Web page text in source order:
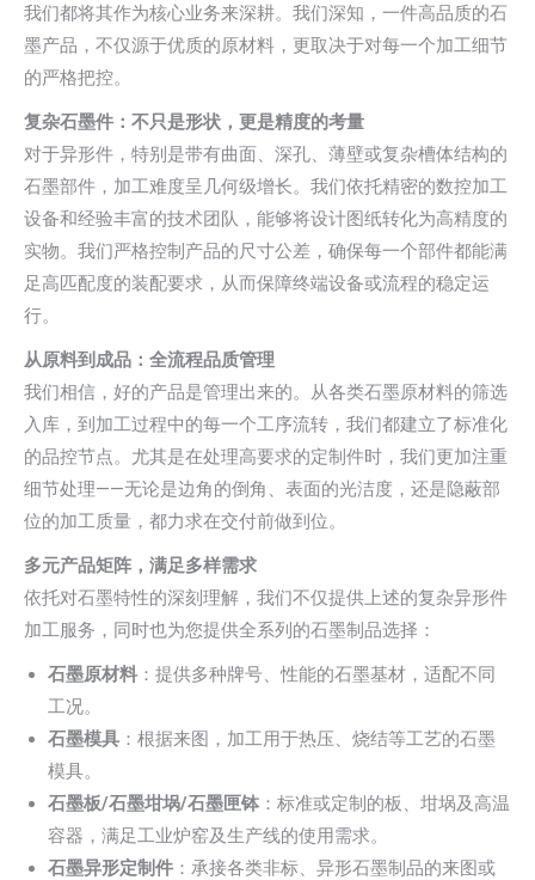
我们都将其作为核心业务来深耕。我们深知，一件高品质的石
墨产品，不仅源于优质的原材料，更取决于对每一个加工细节
的严格把控。
复杂石墨件：不只是形状，更是精度的考量
对于异形件，特别是带有曲面、深孔、薄壁或复杂槽体结构的
石墨部件，加工难度呈几何级增长。我们依托精密的数控加工
设备和经验丰富的技术团队，能够将设计图纸转化为高精度的
实物。我们严格控制产品的尺寸公差，确保每一个部件都能满
足高匹配度的装配要求，从而保障终端设备或流程的稳定运
行。
从原料到成品：全流程品质管理
我们相信，好的产品是管理出来的。从各类石墨原材料的筛选
入库，到加工过程中的每一个工序流转，我们都建立了标准化
的品控节点。尤其是在处理高要求的定制件时，我们更加注重
细节处理——无论是边角的倒角、表面的光洁度，还是隐蔽部
位的加工质量，都力求在交付前做到位。
多元产品矩阵，满足多样需求
依托对石墨特性的深刻理解，我们不仅提供上述的复杂异形件
加工服务，同时也为您提供全系列的石墨制品选择：
石墨原材料 ：提供多种牌号、性能的石墨基材，适配不同
工况。
石墨模具 ：根据来图，加工用于热压、烧结等工艺的石墨
模具。
石墨板/石墨坩埚/石墨匣钵 ：标准或定制的板、坩埚及高温
容器，满足工业炉窑及生产线的使用需求。
石墨异形定制件 ：承接各类非标、异形石墨制品的来图或